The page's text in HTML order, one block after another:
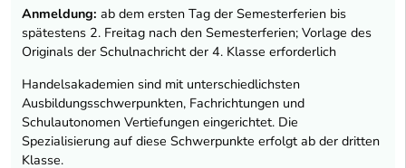
Anmeldung: ab dem ersten Tag der Semesterferien bis
spätestens 2. Freitag nach den Semesterferien; Vorlage des
Originals der Schulnachricht der 4. Klasse erforderlich
Handelsakademien sind mit unterschiedlichsten
Ausbildungsschwerpunkten, Fachrichtungen und
Schulautonomen Vertiefungen eingerichtet. Die
Spezialisierung auf diese Schwerpunkte erfolgt ab der dritten
Klasse.